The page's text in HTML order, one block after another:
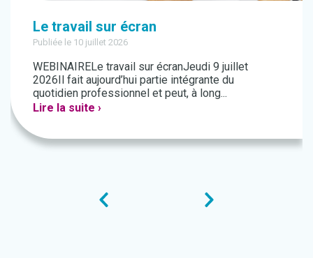
Le travail sur écran
Publiée le 10 juillet 2026
WEBINAIRELe travail sur écranJeudi 9 juillet
2026Il fait aujourd’hui partie intégrante du
quotidien professionnel et peut, à long...
Lire la suite ›